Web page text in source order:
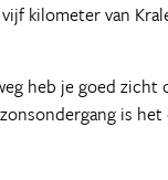
kilometer van
heb je goed
is